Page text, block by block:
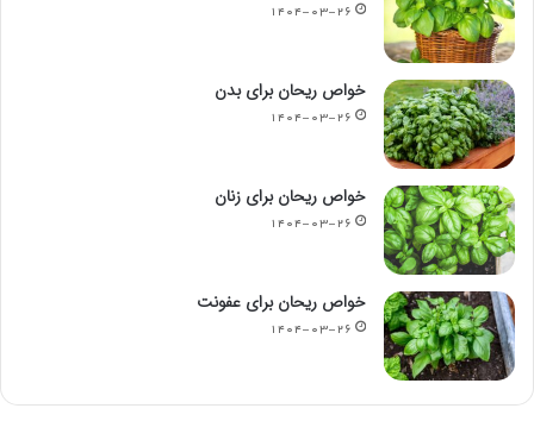
۱۴۰۴-۰۳-۲۶
خواص ریحان برای بدن
۱۴۰۴-۰۳-۲۶
خواص ریحان برای زنان
۱۴۰۴-۰۳-۲۶
خواص ریحان برای عفونت
۱۴۰۴-۰۳-۲۶